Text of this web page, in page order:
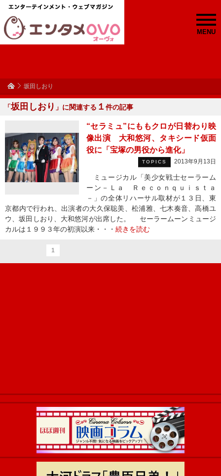
MENU
坂田しおり
「坂田しおり 」に関連する １ 件の記事
“セラミュ”にももクロが日替わり映
像出演 大和悠河、タキシード仮面
役に「宝塚の男役から進化」
TOPICS 2013年9月13日
ミュージカル「美少女戦士セーラーム
ーン－Ｌａ Ｒｅｃｏｎｑｕｉｓｔａ
－」の全体リハーサル取材が１３日、東
京都内で行われ、出演者の大久保聡美、松浦雅、七木奏音、高橋ユ
ウ、坂田しおり、大和悠河が出席した。 セーラームーンミュージ
カルは１９９３年の初演以来・・・ 続きを読む
1